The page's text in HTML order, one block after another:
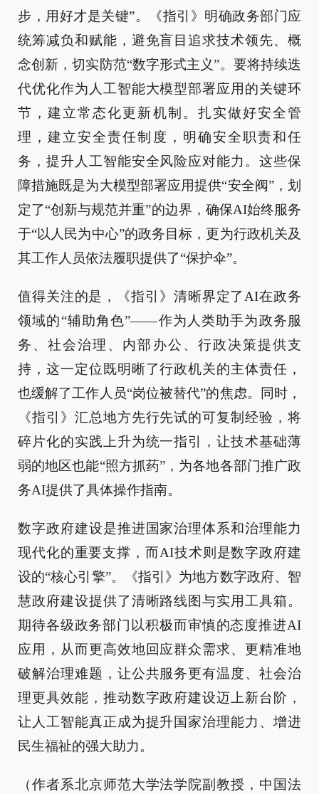
步，用好才是关键”。《指引》明确政务部门应
统筹减负和赋能，避免盲目追求技术领先、概
念创新，切实防范“数字形式主义”。要将持续迭
代优化作为人工智能大模型部署应用的关键环
节，建立常态化更新机制。扎实做好安全管
理，建立安全责任制度，明确安全职责和任
务，提升人工智能安全风险应对能力。这些保
障措施既是为大模型部署应用提供“安全阀”，划
定了“创新与规范并重”的边界，确保AI始终服务
于“以人民为中心”的政务目标，更为行政机关及
其工作人员依法履职提供了“保护伞”。
值得关注的是，《指引》清晰界定了AI在政务
领域的“辅助角色”——作为人类助手为政务服
务、社会治理、内部办公、行政决策提供支
持，这一定位既明晰了行政机关的主体责任，
也缓解了工作人员“岗位被替代”的焦虑。同时，
《指引》汇总地方先行先试的可复制经验，将
碎片化的实践上升为统一指引，让技术基础薄
弱的地区也能“照方抓药”，为各地各部门推广政
务AI提供了具体操作指南。
数字政府建设是推进国家治理体系和治理能力
现代化的重要支撑，而AI技术则是数字政府建
设的“核心引擎”。《指引》为地方数字政府、智
慧政府建设提供了清晰路线图与实用工具箱。
期待各级政务部门以积极而审慎的态度推进AI
应用，从而更高效地回应群众需求、更精准地
破解治理难题，让公共服务更有温度、社会治
理更具效能，推动数字政府建设迈上新台阶，
让人工智能真正成为提升国家治理能力、增进
民生福祉的强大助力。
（作者系北京师范大学法学院副教授，中国法